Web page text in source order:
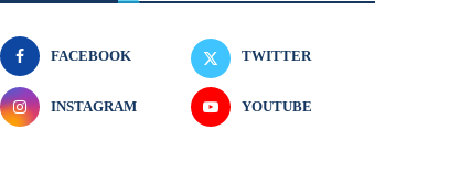
FACEBOOK TWITTER
INSTAGRAM YOUTUBE